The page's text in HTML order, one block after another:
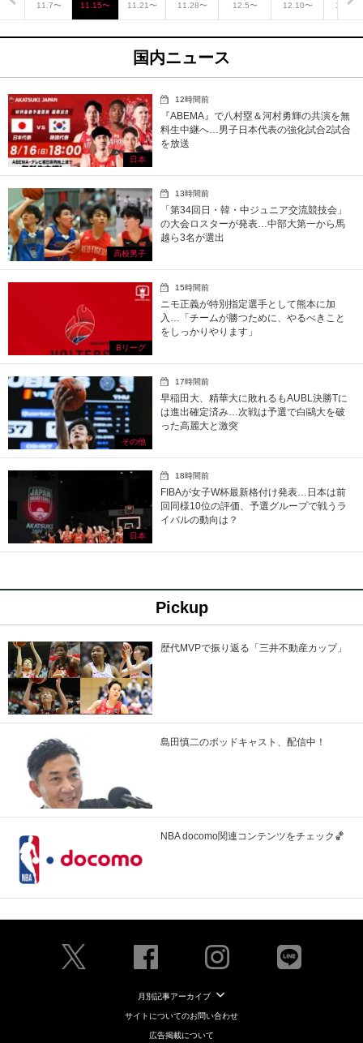
〜 11.7〜 11.15〜 11.21〜 11.28〜 12.5〜 12.10〜 12.12
国内ニュース
日本
12時間前
『ABEMA』で八村塁＆河村勇輝の共演を無
料生中継へ…男子日本代表の強化試合2試合
を放送
高校男子
13時間前
「第34回日・韓・中ジュニア交流競技会」
の大会ロスターが発表…中部大第一から馬
越ら3名が選出
Bリーグ
15時間前
ニモ正義が特別指定選手として熊本に加
入…「チームが勝つために、やるべきこと
をしっかりやります」
その他
17時間前
早稲田大、精華大に敗れるもAUBL決勝Tに
は進出確定済み…次戦は予選で白鷗大を破
った高麗大と激突
日本
18時間前
FIBAが女子W杯最新格付け発表…日本は前
回同様10位の評価、予選グループで戦うラ
イバルの動向は？
Pickup
歴代MVPで振り返る「三井不動産カップ」
島田慎二のポッドキャスト、配信中！
NBA docomo関連コンテンツをチェック🏀
月別記事アーカイブ
サイトについてのお問い合わせ
広告掲載について